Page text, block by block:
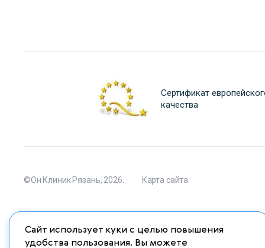
Сертификат
качества
©Он Клиник Рязань, 2026. Карта сайта
Материалы сайта являются собственностью ООО "Он Клиник
Сайт использует куки с целью повышения
удобства пользования. Вы можете